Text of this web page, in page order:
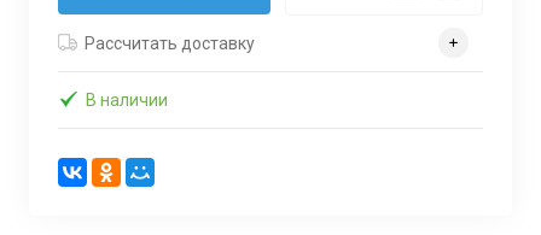
Рассчитать доставку
В наличии